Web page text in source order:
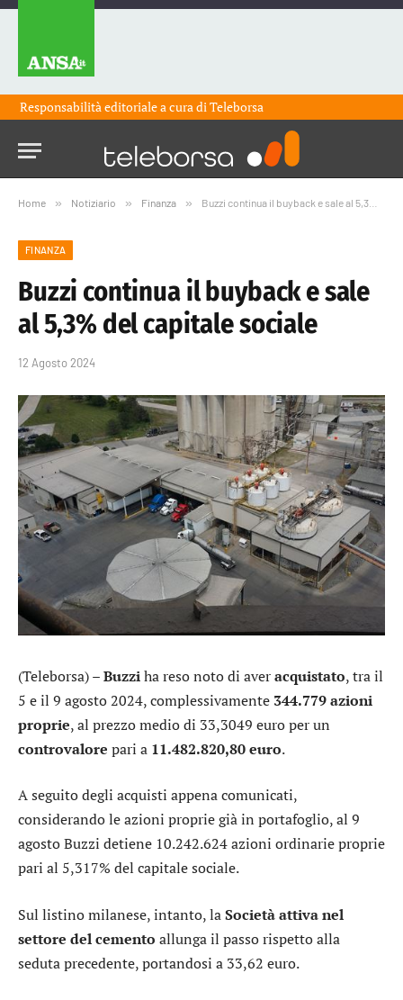
Responsabilità editoriale a cura diTeleborsa
Home » Notiziario » Finanza » Buzzi continua il buyback e sale al 5,3% del capitale sociale
FINANZA
Buzzi continua il buyback e sale
al 5,3% del capitale sociale
12 Agosto 2024
(Teleborsa) –Buzziha reso noto di averacquistato, tra il
5 e il 9 agosto 2024, complessivamente 344.779 azioni
proprie, al prezzo medio di 33,3049 euro per un
controvalore pari a 11.482.820,80 euro.
A seguito degli acquisti appena comunicati,
considerando le azioni proprie già in portafoglio, al 9
agosto Buzzi detiene 10.242.624 azioni ordinarie proprie
pari al 5,317% del capitale sociale.
Sul listino milanese, intanto, laSocietà attiva nel
settore del cemento allunga il passo rispetto alla
seduta precedente, portandosi a 33,62 euro.